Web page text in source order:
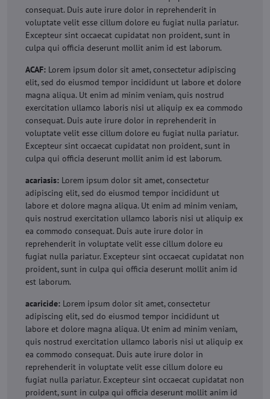
consequat. Duis aute irure dolor in reprehenderit in
voluptate velit esse cillum dolore eu fugiat nulla pariatur.
Excepteur sint occaecat cupidatat non proident, sunt in
culpa qui officia deserunt mollit anim id est laborum.
ACAF: Lorem ipsum dolor sit amet, consectetur adipiscing
elit, sed do eiusmod tempor incididunt ut labore et dolore
magna aliqua. Ut enim ad minim veniam, quis nostrud
exercitation ullamco laboris nisi ut aliquip ex ea commodo
consequat. Duis aute irure dolor in reprehenderit in
voluptate velit esse cillum dolore eu fugiat nulla pariatur.
Excepteur sint occaecat cupidatat non proident, sunt in
culpa qui officia deserunt mollit anim id est laborum.
acariasis: Lorem ipsum dolor sit amet, consectetur
adipiscing elit, sed do eiusmod tempor incididunt ut
labore et dolore magna aliqua. Ut enim ad minim veniam,
quis nostrud exercitation ullamco laboris nisi ut aliquip ex
ea commodo consequat. Duis aute irure dolor in
reprehenderit in voluptate velit esse cillum dolore eu
fugiat nulla pariatur. Excepteur sint occaecat cupidatat non
proident, sunt in culpa qui officia deserunt mollit anim id
est laborum.
acaricide: Lorem ipsum dolor sit amet, consectetur
adipiscing elit, sed do eiusmod tempor incididunt ut
labore et dolore magna aliqua. Ut enim ad minim veniam,
quis nostrud exercitation ullamco laboris nisi ut aliquip ex
ea commodo consequat. Duis aute irure dolor in
reprehenderit in voluptate velit esse cillum dolore eu
fugiat nulla pariatur. Excepteur sint occaecat cupidatat non
proident, sunt in culpa qui officia deserunt mollit anim id